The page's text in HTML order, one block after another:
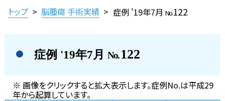
トップ > 脳腫瘍 手術実績 > 症例 '19年7月 No.122
症例 '19年7月 No.122
※ 画像をクリックすると拡大表示します。症例No.は平成29
年から起算しています。